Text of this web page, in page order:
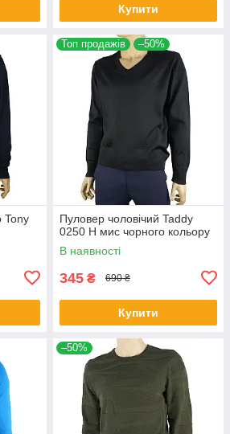
Купити
Tony
Топ продажів –50%
Пуловер чоловічий Taddy
0250 Н мис чорного кольору
В наявності
345 ₴ 690 ₴
Купити
–50%